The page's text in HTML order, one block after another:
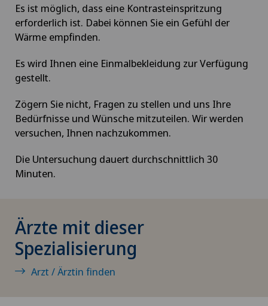
Augenentzündungen
Augenlaser-Methoden
Ayurvedische Massage
Babymoon im Swiss Medical Network
Bandscheibenprothese | Künstliche
Bandscheibe
Bandscheibenvorfall
Es ist möglich, dass eine Kontrasteinspritzung
erforderlich ist. Dabei können Sie ein Gefühl der
Wärme empfinden.
Es wird Ihnen eine Einmalbekleidung zur Verfügung
gestellt.
Zögern Sie nicht, Fragen zu stellen und uns Ihre
Bedürfnisse und Wünsche mitzuteilen. Wir werden
versuchen, Ihnen nachzukommen.
Die Untersuchung dauert durchschnittlich 30
Minuten.
Ärzte mit dieser
Spezialisierung
Arzt / Ärztin finden